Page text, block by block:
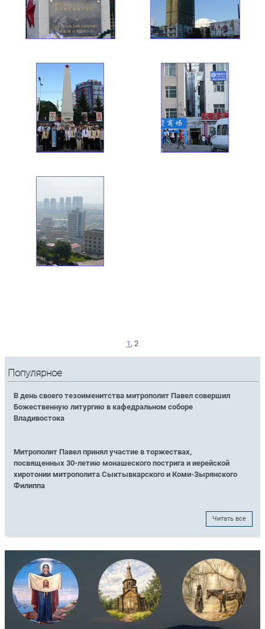
1, 2
Популярное
В день своего тезоименитства митрополит Павел совершил
Божественную литургию в кафедральном соборе
Владивостока
Митрополит Павел принял участие в торжествах,
посвященных 30-летию монашеского пострига и иерейской
хиротонии митрополита Сыктывкарского и Коми-Зырянского
Филиппа
Читать все